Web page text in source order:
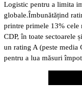
Logistic pentru a limita
globale.Îmbunătățind
printre primele 13% cele
CDP, în toate sectoarele
un rating A (peste media
pentru a lua măsuri